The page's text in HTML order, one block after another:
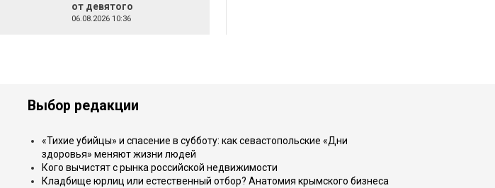
от девятого
06.08.2026 10:36
Выбор редакции
«Тихие убийцы» и спасение в субботу: как севастопольские «Дни
здоровья» меняют жизни людей
Кого вычистят с рынка российской недвижимости
Кладбище юрлиц или естественный отбор? Анатомия крымского бизнеса